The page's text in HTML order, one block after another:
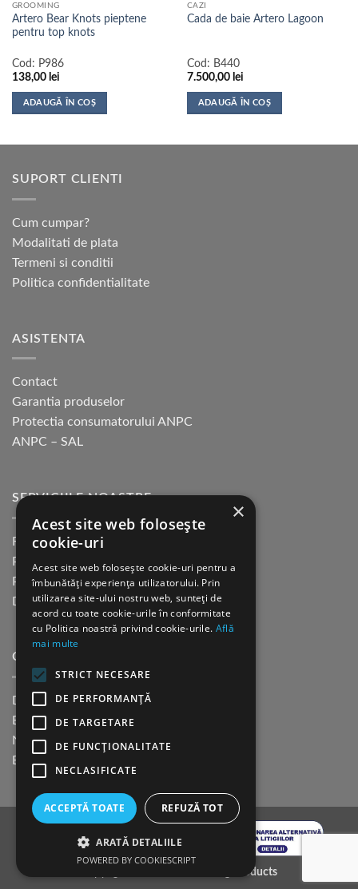
GROOMING
Artero Bear Knots pieptene
pentru top knots
Cod: P986
138,00 lei
ADAUGĂ ÎN COȘ
CAZI
Cada de baie Artero Lagoon
Cod: B440
7.500,00 lei
ADAUGĂ ÎN COȘ
SUPORT CLIENTI
Cum cumpar?
Modalitati de plata
Termeni si conditii
Politica confidentialitate
ASISTENTA
Contact
Garantia produselor
Protectia consumatorului ANPC
ANPC – SAL
SERVICIILE NOASTRE
Returnare in 30 de zile
Plata cu cardul Guerrilla
Plata in rate fara dobanda
Distributie sau profesionisti
CINE SUNTEM?
Despre noi
Blog
Newsletter
Evenimente
K9 Training Products
×
Acest site web folosește
cookie-uri
Acest site web folosește cookie-uri pentru a
îmbunătăți experiența utilizatorului. Prin
utilizarea site-ului nostru web, sunteți de
acord cu toate cookie-urile în conformitate
cu Politica noastră privind cookie-urile. Află
mai multe
STRICT NECESARE
DE PERFORMANȚĂ
DE TARGETARE
DE FUNCŢIONALITATE
NECLASIFICATE
ACCEPTĂ TOATE REFUZĂ TOT
ARATĂ DETALIILE
POWERED BY COOKIESCRIPT